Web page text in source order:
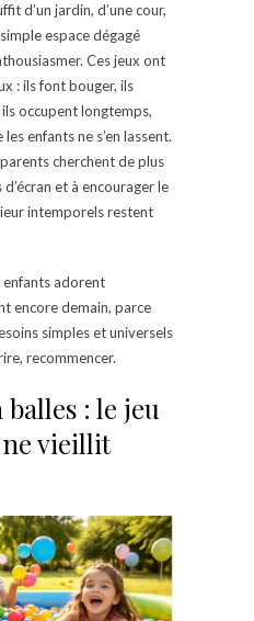
d’un jardin, d’une cour,
espace dégagé
Ces jeux ont
: ils font bouger, ils
occupent longtemps,
enfants ne s’en lassent.
cherchent de plus
et à encourager le
intemporels restent
enfants adorent
encore demain, parce
simples et universels
recommencer.
balles : le jeu
vieillit